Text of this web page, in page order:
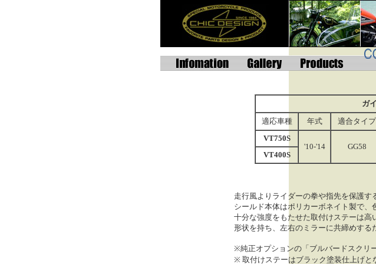
ガ
適応車種
年式 適合タイプ
VT750S
'10-'14
GG58
VT400S
走行風よりライダーの拳や指先を保護す
シールド本体はポリカーボネイト製で、
十分な強度をもたせた取付けステーは
形状を持ち、 左右のミラーに共締めする
※純正オプションの「ブルバードスクリ
※ 取付けステーはブラック塗装仕上げと